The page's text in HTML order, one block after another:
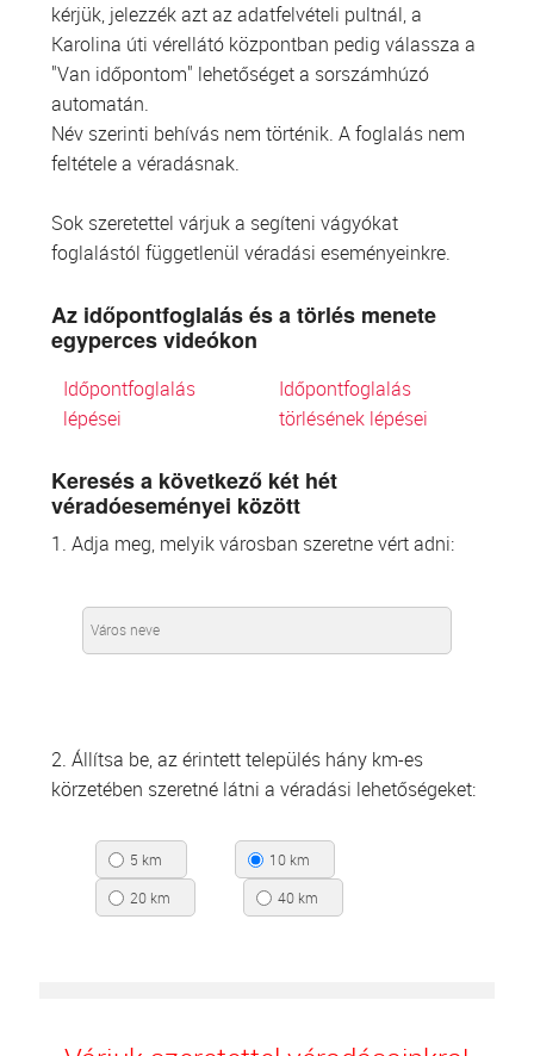
kérjük, jelezzék azt az adatfelvételi pultnál, a
Karolina úti vérellátó központban pedig válassza a
"Van időpontom" lehetőséget a sorszámhúzó
automatán.
Név szerinti behívás nem történik. A foglalás nem
feltétele a véradásnak.
Sok szeretettel várjuk a segíteni vágyókat
foglalástól függetlenül véradási eseményeinkre.
Az időpontfoglalás és a törlés menete
egyperces videókon
Időpontfoglalás
lépései
Időpontfoglalás
törlésének lépései
Keresés a következő két hét
véradóeseményei között
1. Adja meg, melyik városban szeretne vért adni:
2. Állítsa be, az érintett település hány km-es
körzetében szeretné látni a véradási lehetőségeket:
5 km
10 km
20 km
40 km